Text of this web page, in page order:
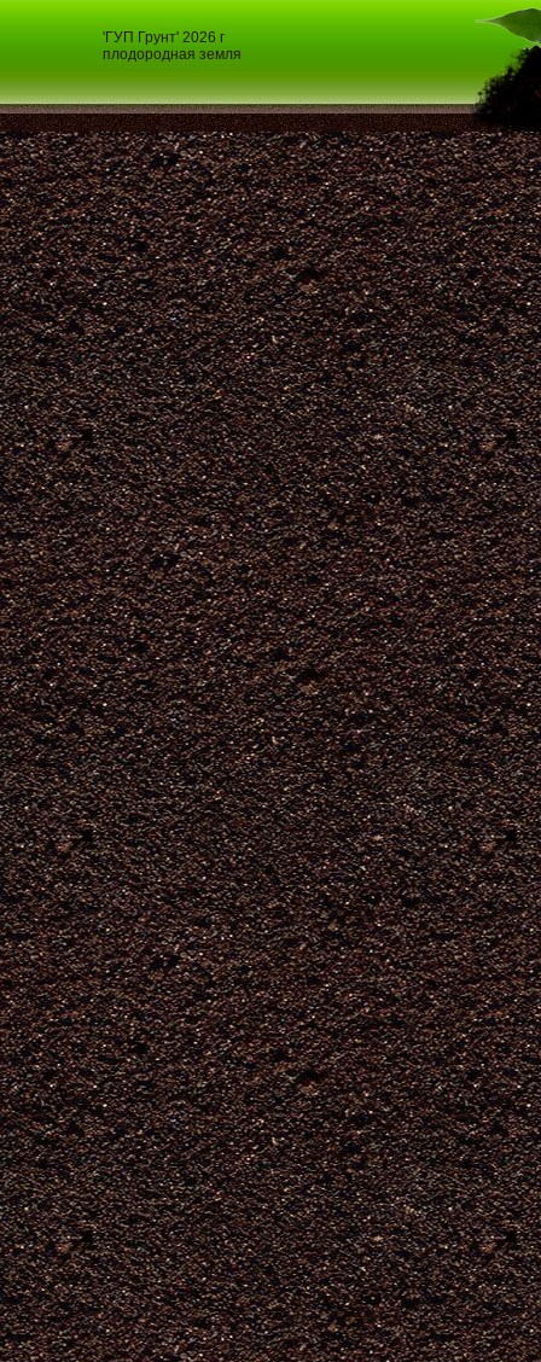
'ГУП Грунт' 2026 г
плодородная земля